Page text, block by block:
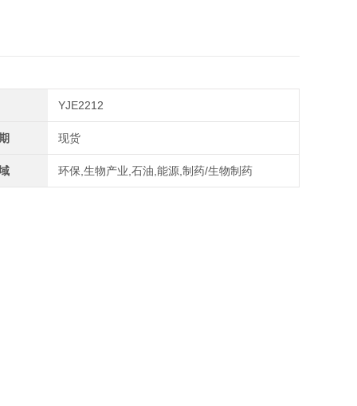
YJE2212
现货
环保,生物产业,石油,能源,制药/生物制药